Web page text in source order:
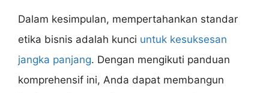
Dalam kesimpulan, mempertahankan standar
etika bisnis adalah kunci untuk kesuksesan
jangka panjang. Dengan mengikuti panduan
komprehensif ini, Anda dapat membangun